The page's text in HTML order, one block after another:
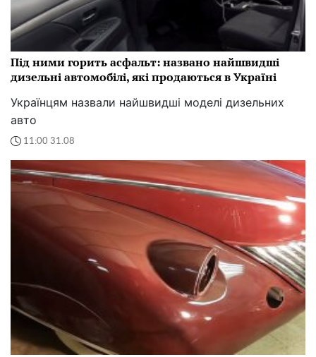
Під ними горить асфальт: названо найшвидші
дизельні автомобілі, які продаються в Україні
Українцям назвали найшвидші моделі дизельних
авто
11:00 31.08